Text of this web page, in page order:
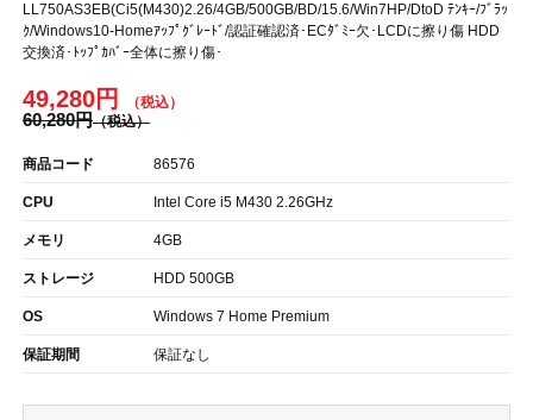
LL750AS3EB(Ci5(M430)2.26/4GB/500GB/BD/15.6/Win7HP/DtoD ﾃﾝｷｰ/ﾌﾞﾗｯ
ｸ/Windows10-Homeｱｯﾌﾟｸﾞﾚｰﾄﾞ/認証確認済･ECﾀﾞﾐｰ欠･LCDに擦り傷 HDD
交換済･ﾄｯﾌﾟｶﾊﾞｰ全体に擦り傷･
49,280円
60,280円
商品コード 86576
CPU Intel Core i5 M430 2.26GHz
メモリ 4GB
ストレージ HDD 500GB
OS Windows 7 Home Premium
保証期間 保証なし